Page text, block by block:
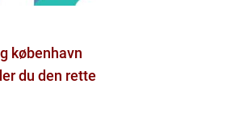
københavn
du den rette